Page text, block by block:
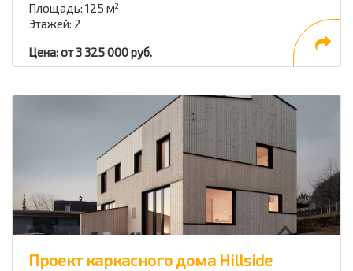
Площадь: 125 м2
Этажей: 2
Цена: от 3 325 000 руб.
Проект каркасного дома Hillside